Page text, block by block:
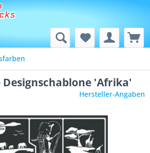
Designschablone 'Afrika'
Hersteller-Angaben